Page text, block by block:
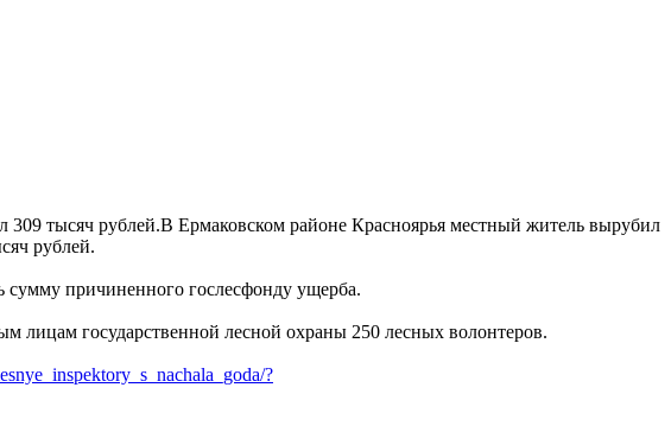
тысяч рублей.В Ермаковском районе Красноярья местный житель вырубил
рублей.
сумму причиненного гослесфонду ущерба.
государственной лесной охраны 250 лесных волонтеров.
?